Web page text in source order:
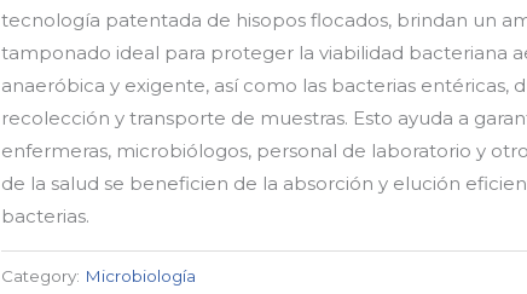
tecnología patentada de hisopos flocados, brindan un
tamponado ideal para proteger la viabilidad bacteriana
anaeróbica y exigente, así como las bacterias entéricas,
recolección y transporte de muestras. Esto ayuda a
enfermeras, microbiólogos, personal de laboratorio y
de la salud se beneficien de la absorción y elución
bacterias.
Category: Microbiología